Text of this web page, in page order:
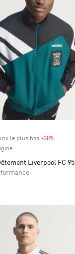
le plus bas -30%
Liverpool FC 95